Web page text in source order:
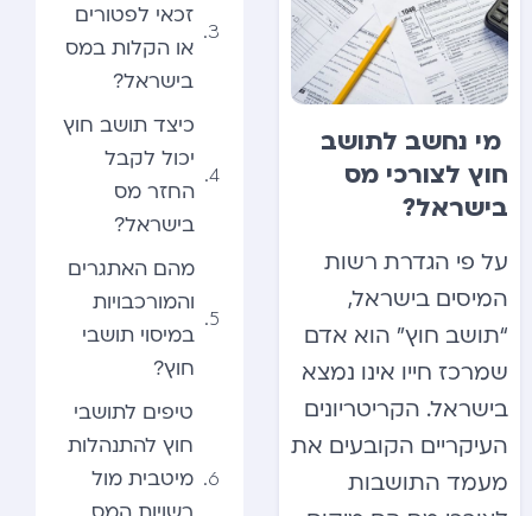
מי נחשב לתושב
חוץ לצורכי מס
בישראל?
על פי הגדרת רשות
המיסים בישראל,
“תושב חוץ” הוא אדם
שמרכז חייו אינו נמצא
בישראל. הקריטריונים
העיקריים הקובעים את
מעמד התושבות
זכאי לפטורים
או הקלות במס
בישראל?
כיצד תושב חוץ
יכול לקבל
החזר מס
בישראל?
מהם האתגרים
והמורכבויות
במיסוי תושבי
חוץ?
טיפים לתושבי
חוץ להתנהלות
מיטבית מול